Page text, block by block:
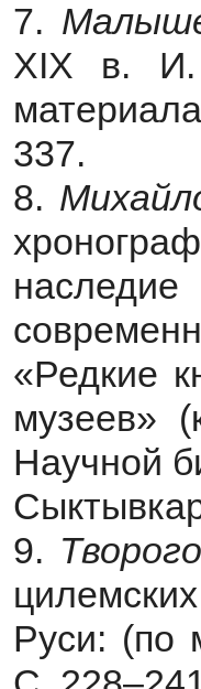
7.
XIX в. И.
337.
8.
«Редкие
музеев»
Научной
9.
Руси: (по